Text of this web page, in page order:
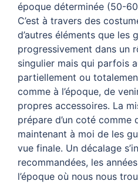
époque déterminée (50-
C’est à travers des
d’autres éléments que les
progressivement dans un
singulier mais qui parfois
partiellement ou
comme à l’époque, de
propres accessoires. La
prépare d’un coté comme
maintenant à moi de les
vue finale. Un décalage
recommandées, les
l’époque où nous nous